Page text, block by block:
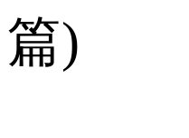
篇)